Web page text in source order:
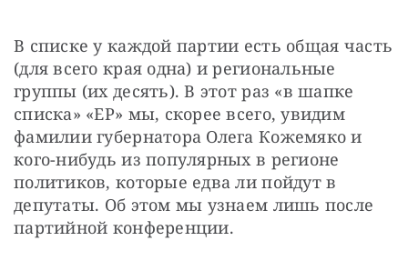
В списке у каждой партии есть общая часть
(для всего края одна) и региональные
группы (их десять). В этот раз «в шапке
списка» «ЕР» мы, скорее всего, увидим
фамилии губернатора Олега Кожемяко и
кого-нибудь из популярных в регионе
политиков, которые едва ли пойдут в
депутаты. Об этом мы узнаем лишь после
партийной конференции.